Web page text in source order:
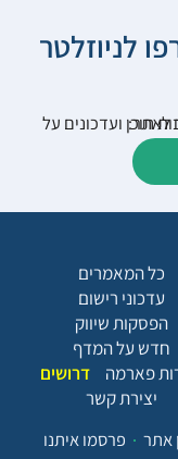
לניוזלטר
– נא להרשם לאתר:
כל המאמרים
עדכוני רישום
הפסקות שיווק
חדש על המדף
פארמה
דרושים
יצירת קשר
אתר פרסמו איתנו